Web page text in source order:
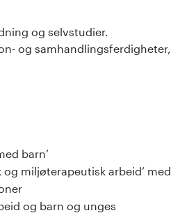
og selvstudier.
og samhandlingsferdigheter,
barn’
miljøterapeutisk arbeid’ med
og barn og unges